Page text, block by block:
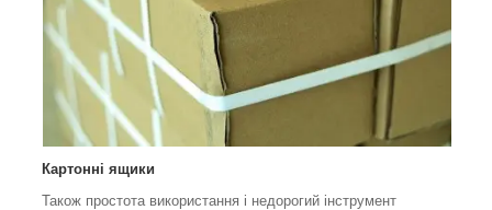
Картонні ящики
Також простота використання і недорогий інструмент